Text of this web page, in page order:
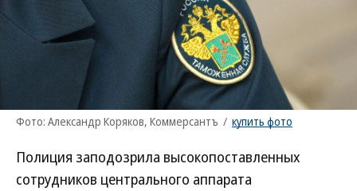
Фото: Александр Коряков, Коммерсантъ / купить фото
Полиция заподозрила высокопоставленных
сотрудников центрального аппарата